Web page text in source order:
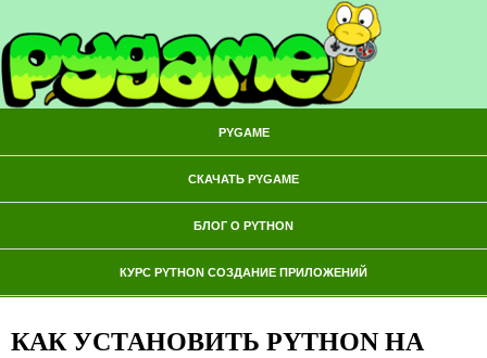
PYGAME
СКАЧАТЬ PYGAME
БЛОГ О PYTHON
КУРС PYTHON СОЗДАНИЕ ПРИЛОЖЕНИЙ
КАК УСТАНОВИТЬ PYTHON НА